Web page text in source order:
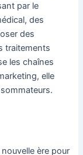
par le
des
des
traitements
les chaînes
elle
ère pour